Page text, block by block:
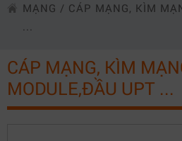
MẠNG / CÁP MẠNG, KÌM
...
CÁP MẠNG, KÌM
MODULE,ĐẦU UPT ...